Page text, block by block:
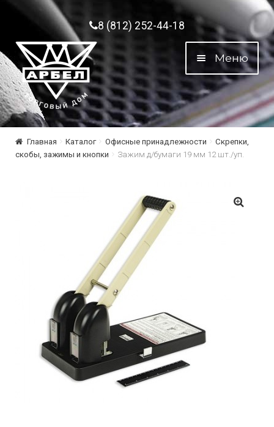
Перейти к навигации
Перейти к содержимому8 (812) 252-44-18
Меню
Главная Каталог Офисные принадлежности
Скрепки,
скобы, зажимы и кнопки
Зажим д/бумаги 19 мм 12 шт./уп.